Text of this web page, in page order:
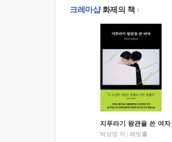
크레마샵화제의 책
지푸라기 왕관을 쓴 여자
박상영 저
래빗홀